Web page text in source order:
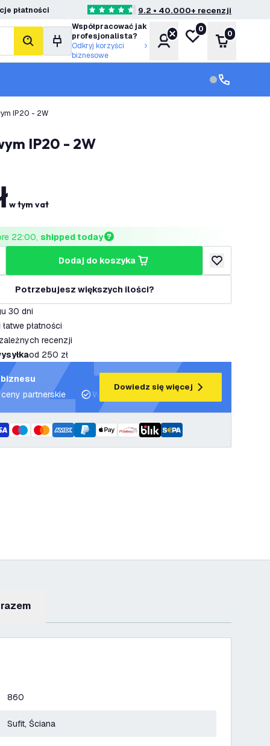
płatności 4.6 Gwiazdki oceny9.2 • 40.000+ recenzji
Szukaj
Współpracować jak
profesjonalista?
Odkryj korzyści
biznesowe
KontoMoja lista życzeń
0
Koszyk
0
Obsługa
Obsługa
IP20 - 2W
IP20 - 2W
w tym vat
22:00, shipped today
ilość dodaj do koszyka
dodaj do listy
Potrzebujesz większych ilości?
30 dni
płatności
recenzji
od 250 zł
partnerskie
Wsparcie projektowe i plany oświetleniowe
Dowiedz się więcej
860
Sufit, Ściana